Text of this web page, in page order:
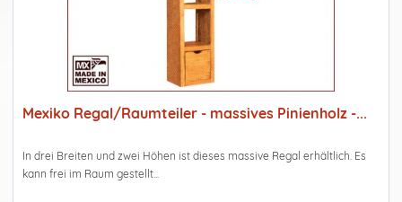
Mexiko Regal/Raumteiler - massives Pinienholz -...
In drei Breiten und zwei Höhen ist dieses massive Regal erhältlich. Es
kann frei im Raum gestellt...